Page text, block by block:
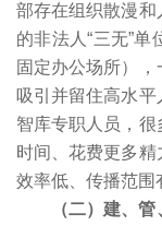
部存在组织散漫
的非法人“三无”
固定办公场所）
吸引并留住高水
智库专职人员，
时间、花费更多
效率低、传播范围
（二）建、